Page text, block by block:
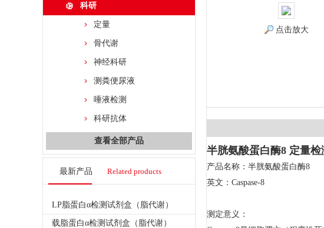
科研
定量
骨代谢
神经科研
测粪便尿液
唾液检测
科研抗体
查看全部产品
最新产品 Related products
LP脂蛋白α检测试剂盒（脂代谢）
载脂蛋白α检测试剂盒（脂代谢）
点击放大
半胱氨酸蛋白酶8 定量
产品名称：半胱氨酸蛋白酶8
英文：Caspase-8
测定意义：